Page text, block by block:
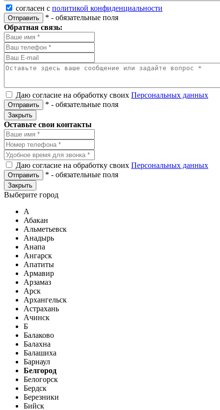
согласен с политикой конфиденциальности
Отправить * - обязательные поля
Обратная связь:
Даю согласие на обработку своих Персональных данных
Отправить * - обязательные поля
Закрыть
Оставьте свои контакты
Даю согласие на обработку своих Персональных данных
Отправить * - обязательные поля
Закрыть
Выберите город
А
Абакан
Альметьевск
Анадырь
Анапа
Ангарск
Апатиты
Армавир
Арзамаз
Арск
Архангельск
Астрахань
Ачинск
Б
Балаково
Балахна
Балашиха
Барнаул
Белгород
Белогорск
Бердск
Березники
Бийск